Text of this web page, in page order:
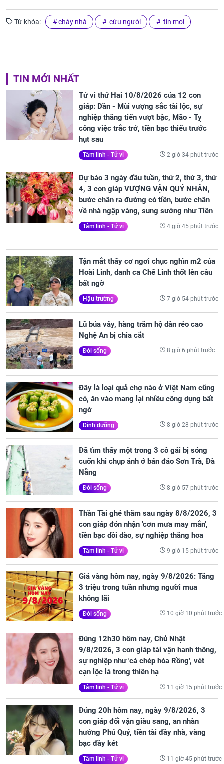
Từ khóa: cháy nhà cứu người tin moi
TIN MỚI NHẤT
Tử vi thứ Hai 10/8/2026 của 12 con
giáp: Dần - Mùi vượng sắc tài lộc, sự
nghiệp thăng tiến vượt bậc, Mão - Tỵ
công việc trắc trở, tiền bạc thiếu trước
hụt sau
Tâm linh - Tử vi 2 giờ 34 phút trước
Dự báo 3 ngày đầu tuần, thứ 2, thứ 3, thứ
4, 3 con giáp VƯỢNG VẬN QUÝ NHÂN,
bước chân ra đường có tiền, bước chân
về nhà ngập vàng, sung sướng như Tiên
Tâm linh - Tử vi 4 giờ 45 phút trước
Tận mắt thấy cơ ngơi chục nghìn m2 của
Hoài Linh, danh ca Chế Linh thốt lên câu
bất ngờ
Hậu trường 7 giờ 54 phút trước
Lũ bủa vây, hàng trăm hộ dân rẻo cao
Nghệ An bị chia cắt
Đời sống 8 giờ 6 phút trước
Đây là loại quả chợ nào ở Việt Nam cũng
có, ăn vào mang lại nhiều công dụng bất
ngờ
Dinh dưỡng 8 giờ 28 phút trước
Đã tìm thấy một trong 3 cô gái bị sóng
cuốn khi chụp ảnh ở bán đảo Sơn Trà, Đà
Nẵng
Đời sống 8 giờ 57 phút trước
Thần Tài ghé thăm sau ngày 8/8/2026, 3
con giáp đón nhận 'cơn mưa may mắn',
tiền bạc dồi dào, sự nghiệp thăng hoa
Tâm linh - Tử vi 9 giờ 15 phút trước
Giá vàng hôm nay, ngày 9/8/2026: Tăng
3 triệu trong tuần nhưng người mua
không lãi
Đời sống 10 giờ 10 phút trước
Đúng 12h30 hôm nay, Chủ Nhật
9/8/2026, 3 con giáp tài vận hanh thông,
sự nghiệp như 'cá chép hóa Rồng', vét
cạn lộc lá trong thiên hạ
Tâm linh - Tử vi 11 giờ 15 phút trước
Đúng 20h hôm nay, ngày 9/8/2026, 3
con giáp đổi vận giàu sang, an nhàn
hưởng Phú Quý, tiền tài đầy nhà, vàng
bạc đầy két
Tâm linh - Tử vi 11 giờ 45 phút trước